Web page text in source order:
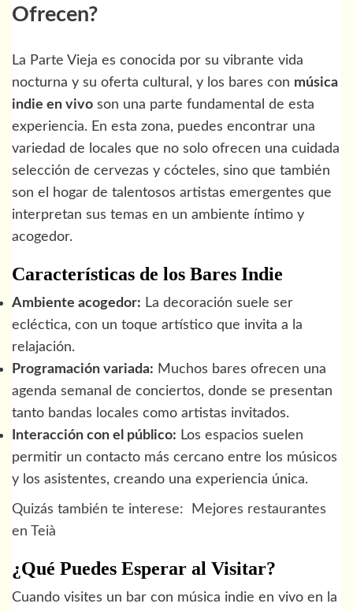
Ofrecen?
La Parte Vieja es conocida por su vibrante vida
nocturna y su oferta cultural, y los bares con música
indie en vivo son una parte fundamental de esta
experiencia. En esta zona, puedes encontrar una
variedad de locales que no solo ofrecen una cuidada
selección de cervezas y cócteles, sino que también
son el hogar de talentosos artistas emergentes que
interpretan sus temas en un ambiente íntimo y
acogedor.
Características de los Bares Indie
Ambiente acogedor: La decoración suele ser
ecléctica, con un toque artístico que invita a la
relajación.
Programación variada: Muchos bares ofrecen una
agenda semanal de conciertos, donde se presentan
tanto bandas locales como artistas invitados.
Interacción con el público: Los espacios suelen
permitir un contacto más cercano entre los músicos
y los asistentes, creando una experiencia única.
Quizás también te interese:
Mejores restaurantes
en Teià
¿Qué Puedes Esperar al Visitar?
Cuando visites un bar con música indie en vivo en la